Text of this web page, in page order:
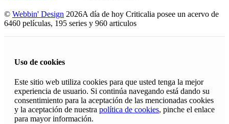
© Webbin' Design 2026A día de hoy Criticalia posee un acervo de
6460 películas, 195 series y 960 articulos
Uso de cookies
Este sitio web utiliza cookies para que usted tenga la mejor
experiencia de usuario. Si continúa navegando está dando su
consentimiento para la aceptación de las mencionadas cookies
y la aceptación de nuestra política de cookies, pinche el enlace
para mayor información.